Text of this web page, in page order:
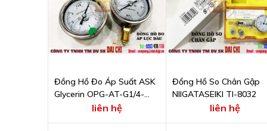
Đồng Hồ Đo Áp Suất ASK
Glycerin OPG-AT-G1/4-
liên hệ
Đồng Hồ So Chân Gập
NIIGATASEIKI TI-8032
liên hệ